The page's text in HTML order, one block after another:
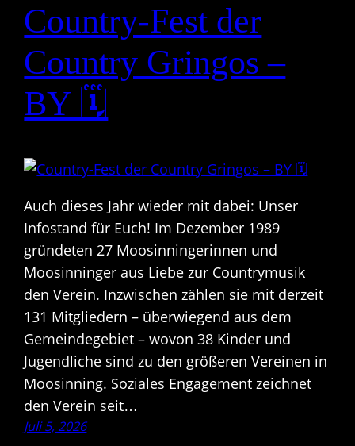
Country-Fest der
Country Gringos –
BY 🗓
Auch dieses Jahr wieder mit dabei: Unser
Infostand für Euch! Im Dezember 1989
gründeten 27 Moosinningerinnen und
Moosinninger aus Liebe zur Countrymusik
den Verein. Inzwischen zählen sie mit derzeit
131 Mitgliedern – überwiegend aus dem
Gemeindegebiet – wovon 38 Kinder und
Jugendliche sind zu den größeren Vereinen in
Moosinning. Soziales Engagement zeichnet
den Verein seit…
Juli 5, 2026